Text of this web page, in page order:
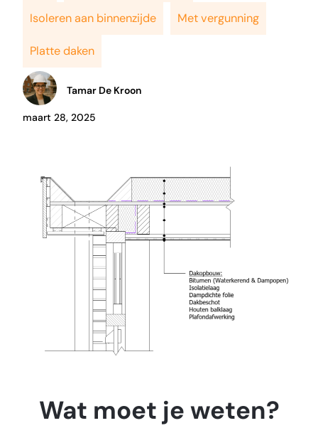
Isoleren aan binnenzijde Met vergunning
Platte daken
Tamar De Kroon
maart 28, 2025
Wat moet je weten?